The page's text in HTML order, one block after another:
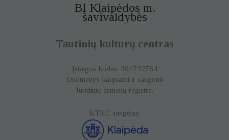
BĮ Klaipėdos m.
savivaldybės
Tautinių kultūrų centras
Įstaigos kodas: 301732764
Duomenys kaupiami ir saugomi
Juridinių asmenų registre.
KTKC steigėjas: